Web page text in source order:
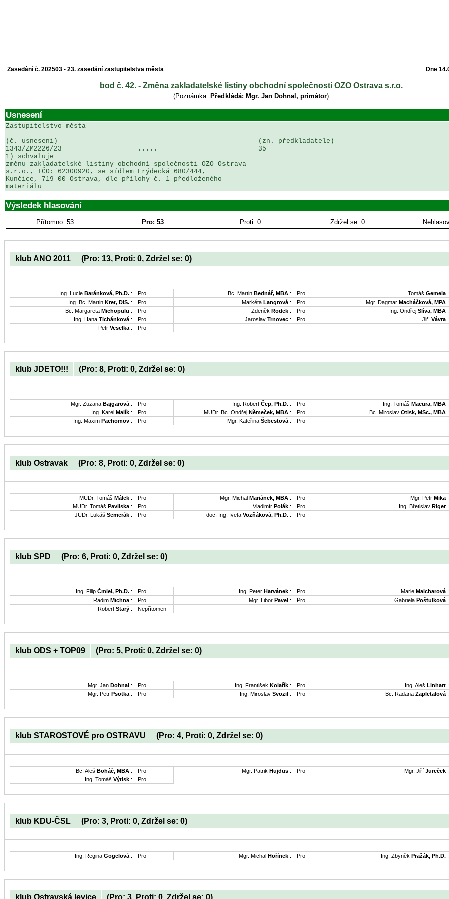
Zasedání č. 202503 - 23. zasedání zastupitelstva města Dne
bod č. 42. - Změna zakladatelské listiny obchodní společnosti OZO Ostrava s.r.o.
(Poznámka: Předkládá: Mgr. Jan Dohnal, primátor)
Usnesení
Zastupitelstvo města
(č. usneseni)                                                  (zn. předkladatele)
1343/ZM2226/23                   .....                         35
1) schvaluje
změnu zakladatelské listiny obchodní společnosti OZO Ostrava
s.r.o., IČO: 62300920, se sídlem Frýdecká 680/444,
Kunčice, 719 00 Ostrava, dle přílohy č. 1 předloženého
materiálu
Výsledek hlasování
Přítomno: 53 Pro: 53 Proti: 0 Zdržel se: 0
klub ANO 2011 (Pro: 13, Proti: 0, Zdržel se: 0)
Ing. Lucie Baránková, Ph.D. : Pro Bc. Martin Bednář, MBA : Pro Tomáš Gemela :
Ing. Bc. Martin Kret, DiS. : Pro Markéta Langrová : Pro Mgr. Dagmar Macháčková, MPA :
Bc. Margareta Michopulu : Pro Zdeněk Rodek : Pro Ing. Ondřej Slíva, MBA :
Ing. Hana Tichánková : Pro Jaroslav Trnovec : Pro Jiří Vávra :
Petr Veselka : Pro
klub JDETO!!! (Pro: 8, Proti: 0, Zdržel se: 0)
Mgr. Zuzana Bajgarová: Pro Ing. Robert Čep, Ph.D. : Pro Ing. Tomáš Macura, MBA :
Ing. Karel Malík : Pro MUDr. Bc. Ondřej Němeček, MBA : Pro Bc. Miroslav Otisk, MSc., MBA :
Ing. Maxim Pachomov : Pro Mgr. Kateřina Šebestová: Pro
klub Ostravak (Pro: 8, Proti: 0, Zdržel se: 0)
MUDr. Tomáš Málek : Pro Mgr. Michal Mariánek, MBA : Pro Mgr. Petr Mika :
MUDr. Tomáš Pavliska : Pro Vladimír Polák : Pro Ing. Břetislav Riger:
JUDr. Lukáš Semerák : Pro doc. Ing. Iveta Vozňáková, Ph.D. : Pro
klub SPD (Pro: 6, Proti: 0, Zdržel se: 0)
Ing. Filip Čmiel, Ph.D. : Pro Ing. Peter Harvánek : Pro Marie Malcharová :
Radim Michna : Pro Mgr. Libor Pavel : Pro Gabriela Poštulková :
Robert Starý : Nepřítomen
klub ODS + TOP09 (Pro: 5, Proti: 0, Zdržel se: 0)
Mgr. Jan Dohnal : Pro Ing. František Kolařík : Pro Ing. Aleš Linhart :
Mgr. Petr Psotka : Pro Ing. Miroslav Svozil : Pro Bc. Radana Zapletalová :
klub STAROSTOVÉ pro OSTRAVU (Pro: 4, Proti: 0, Zdržel se: 0)
Bc. Aleš Boháč, MBA : Pro Mgr. Patrik Hujdus : Pro Mgr. Jiří Jureček :
Ing. Tomáš Výtisk : Pro
klub KDU-ČSL (Pro: 3, Proti: 0, Zdržel se: 0)
Ing. Regina Gogelová : Pro Mgr. Michal Hořínek : Pro Ing. Zbyněk Pražák, Ph.D. :